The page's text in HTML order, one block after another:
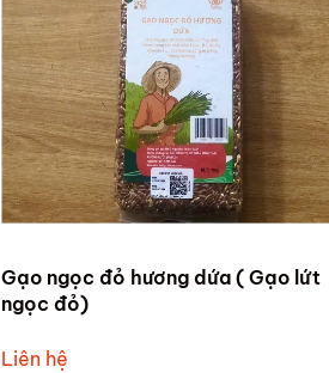
Gạo ngọc đỏ hương dứa ( Gạo lứt
ngọc đỏ)
Liên hệ